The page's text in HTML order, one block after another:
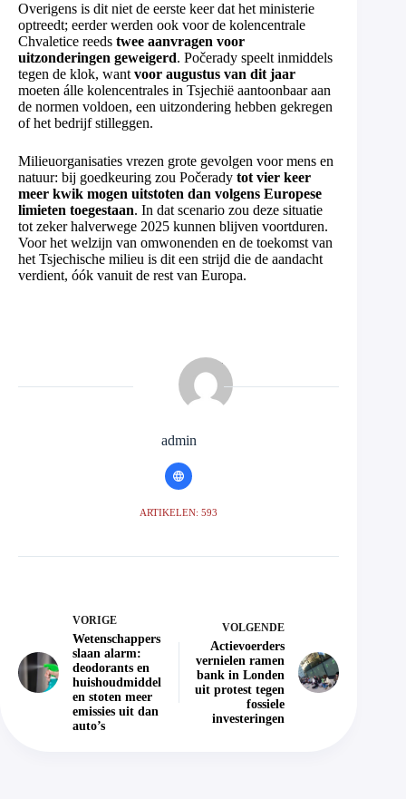
Overigens is dit niet de eerste keer dat het ministerie
optreedt; eerder werden ook voor de kolencentrale
Chvaletice reeds twee aanvragen voor
uitzonderingen geweigerd. Počerady speelt inmiddels
tegen de klok, want voor augustus van dit jaar
moeten álle kolencentrales in Tsjechië aantoonbaar aan
de normen voldoen, een uitzondering hebben gekregen
of het bedrijf stilleggen.
Milieuorganisaties vrezen grote gevolgen voor mens en
natuur: bij goedkeuring zou Počerady tot vier keer
meer kwik mogen uitstoten dan volgens Europese
limieten toegestaan. In dat scenario zou deze situatie
tot zeker halverwege 2025 kunnen blijven voortduren.
Voor het welzijn van omwonenden en de toekomst van
het Tsjechische milieu is dit een strijd die de aandacht
verdient, óók vanuit de rest van Europa.
admin
ARTIKELEN: 593
VORIGE
Wetenschappers
slaan alarm:
deodorants en
huishoudmiddel
en stoten meer
emissies uit dan
auto’s
VOLGENDE
Actievoerders
vernielen ramen
bank in Londen
uit protest tegen
fossiele
investeringen